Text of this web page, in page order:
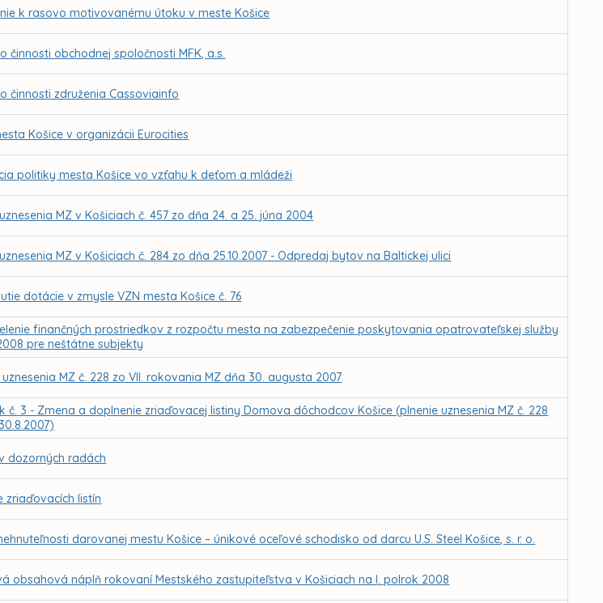
k rasovo motivovanému útoku v meste Košice
činnosti obchodnej spoločnosti MFK, a.s.
činnosti združenia Cassoviainfo
Košice v organizácii Eurocities
politiky mesta Košice vo vzťahu k deťom a mládeži
MZ v Košiciach č. 457 zo dňa 24. a 25. júna 2004
MZ v Košiciach č. 284 zo dňa 25.10.2007 - Odpredaj bytov na Baltickej ulici
dotácie v zmysle VZN mesta Košice č. 76
finančných prostriedkov z rozpočtu mesta na zabezpečenie poskytovania opatrovateľskej služby
pre neštátne subjekty
MZ č. 228 zo VII. rokovania MZ dňa 30. augusta 2007
č. 3 - Zmena a doplnenie zriaďovacej listiny Domova dôchodcov Košice (plnenie uznesenia MZ č. 228
dozorných radách
zriaďovacích listín
darovanej mestu Košice – únikové oceľové schodisko od darcu U.S. Steel Košice, s. r. o.
obsahová náplň rokovaní Mestského zastupiteľstva v Košiciach na I. polrok 2008